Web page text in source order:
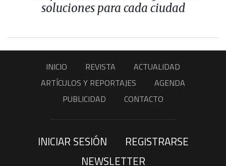
soluciones para cada ciudad
INICIO REVISTA
ACTUALIDAD
ARTÍCULOS Y REPORTAJES
AGENDA
PUBLICIDAD
CONTACTO
INICIAR SESIÓN
REGISTRARSE
NEWSLETTER